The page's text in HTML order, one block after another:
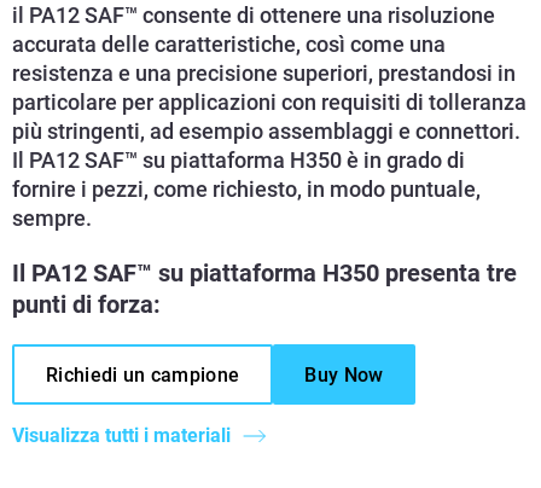
il PA12 SAF™ consente di ottenere una risoluzione
accurata delle caratteristiche, così come una
resistenza e una precisione superiori, prestandosi in
particolare per applicazioni con requisiti di tolleranza
più stringenti, ad esempio assemblaggi e connettori.
Il PA12 SAF™ su piattaforma H350 è in grado di
fornire i pezzi, come richiesto, in modo puntuale,
sempre.
Il PA12 SAF™ su piattaforma H350 presenta tre
punti di forza:
Richiedi un campione Buy Now
Visualizza tutti i materiali